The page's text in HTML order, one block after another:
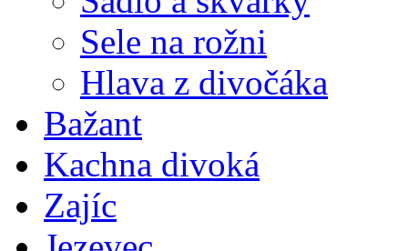
Sele na rožni
Hlava z divočáka
Bažant
Kachna divoká
Zajíc